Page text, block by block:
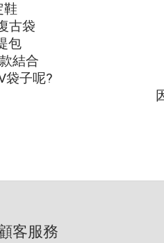
鞋
古袋
包
結合
袋子呢?
客服務